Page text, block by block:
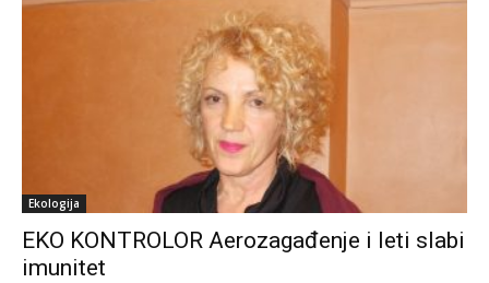
Ekologija
EKO KONTROLOR Aerozagađenje i leti slabi
imunitet